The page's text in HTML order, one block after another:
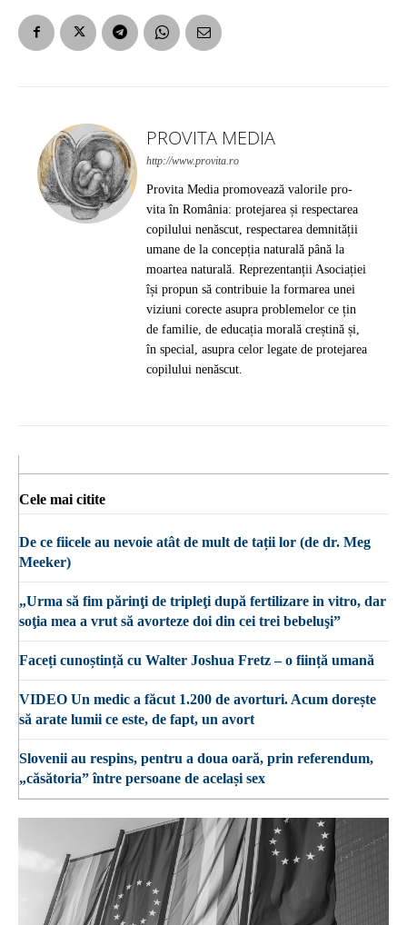
PROVITA MEDIA
http://www.provita.ro
Provita Media promovează valorile pro-
vita în România: protejarea și respectarea
copilului nenăscut, respectarea demnității
umane de la concepția naturală până la
moartea naturală. Reprezentanții Asociației
își propun să contribuie la formarea unei
viziuni corecte asupra problemelor ce țin
de familie, de educația morală creștină și,
în special, asupra celor legate de protejarea
copilului nenăscut.
Cele mai citite
De ce fiicele au nevoie atât de mult de tații lor (de dr. Meg
Meeker)
„Urma să fim părinţi de tripleţi după fertilizare in vitro, dar
soţia mea a vrut să avorteze doi din cei trei bebeluşi”
Faceți cunoștință cu Walter Joshua Fretz – o ființă umană
VIDEO Un medic a făcut 1.200 de avorturi. Acum dorește
să arate lumii ce este, de fapt, un avort
Slovenii au respins, pentru a doua oară, prin referendum,
„căsătoria” între persoane de același sex